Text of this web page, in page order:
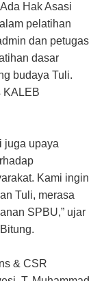
Hak Asasi
pelatihan
dan petugas
dasar
budaya Tuli.
KALEB
juga upaya
Kami ingin
Tuli, merasa
SPBU,” ujar
& CSR